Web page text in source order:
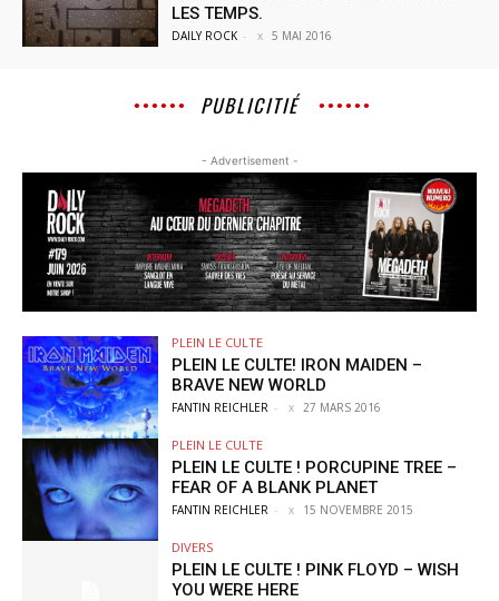
LES TEMPS.
DAILY ROCK - 5 MAI 2016
PUBLICITIÉ
- Advertisement -
PLEIN LE CULTE
PLEIN LE CULTE! IRON MAIDEN –
BRAVE NEW WORLD
FANTIN REICHLER - 27 MARS 2016
PLEIN LE CULTE
PLEIN LE CULTE ! PORCUPINE TREE –
FEAR OF A BLANK PLANET
FANTIN REICHLER - 15 NOVEMBRE 2015
DIVERS
PLEIN LE CULTE ! PINK FLOYD – WISH
YOU WERE HERE